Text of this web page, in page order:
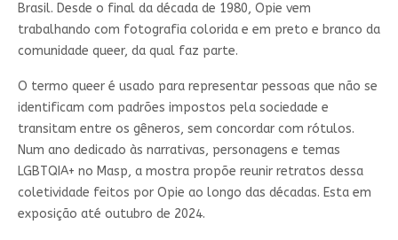
Brasil. Desde o final da década de 1980, Opie vem
trabalhando com fotografia colorida e em preto e branco da
comunidade queer, da qual faz parte.
O termo queer é usado para representar pessoas que não se
identificam com padrões impostos pela sociedade e
transitam entre os gêneros, sem concordar com rótulos.
Num ano dedicado às narrativas, personagens e temas
LGBTQIA+ no Masp, a mostra propõe reunir retratos dessa
coletividade feitos por Opie ao longo das décadas. Esta em
exposição até outubro de 2024.